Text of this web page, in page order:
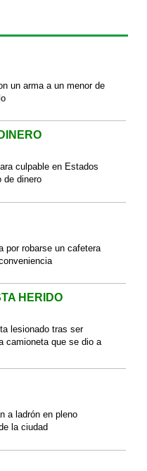
un arma a un menor de
culpable en Estados
de dinero
por robarse un cafetera
HERIDO
lesionado tras ser
camioneta que se dio a
a ladrón en pleno
la ciudad